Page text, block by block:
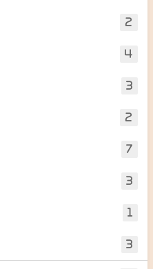
2
4
3
2
7
3
3